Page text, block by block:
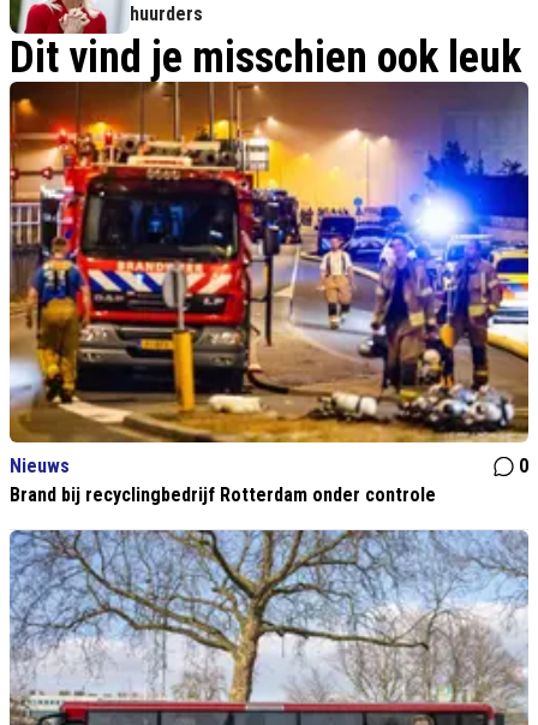
huurders
Dit vind je misschien ook leuk
Nieuws
0
Brand bij recyclingbedrijf Rotterdam onder controle